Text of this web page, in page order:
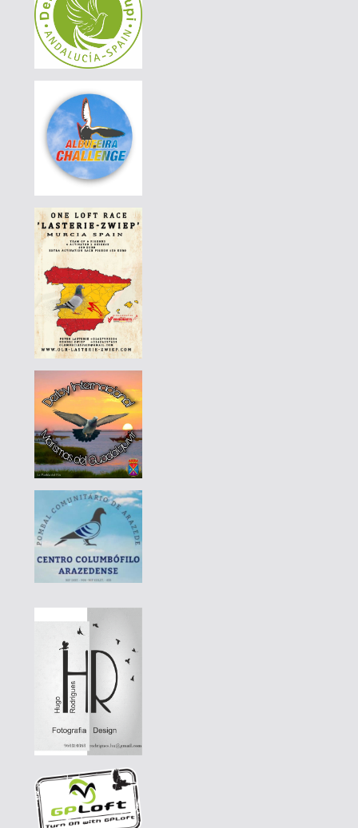
DE-25-01111-538|65 EUR
AGD WINTER RACE 2026 - 13A
DE-25-07744-749|80 EUR
DE-25-07364-1518|600 EUR
AGD WINTER RACE 2026 - 13C